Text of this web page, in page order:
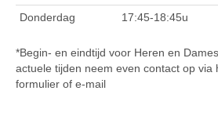
Donderdag
17:45-18:45u
*Begin- en eindtijd voor Heren en
actuele tijden neem even contact op via
formulier of e-mail